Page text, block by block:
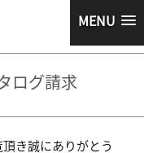
MENU
ログ請求
き誠にありがとう